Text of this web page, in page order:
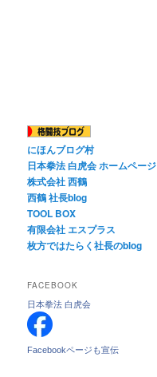
にほんブログ村
日本拳法 白虎会 ホームページ
株式会社 西鶴
西鶴 社長blog
TOOL BOX
有限会社 エスプラス
枚方ではたらく社長のblog
FACEBOOK
日本拳法 白虎会
Facebookページも宣伝